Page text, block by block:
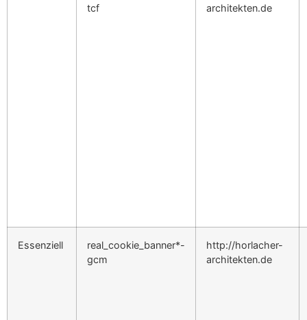
tcf architekten.de
Essenziell
real_cookie_banner*-
gcm
http://horlacher-
architekten.de